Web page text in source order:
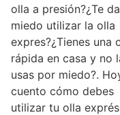
olla a presión?¿Te da
miedo utilizar la olla
expres?¿Tienes una
rápida en casa y no
usas por miedo?.
cuento cómo debes
utilizar tu olla exprés